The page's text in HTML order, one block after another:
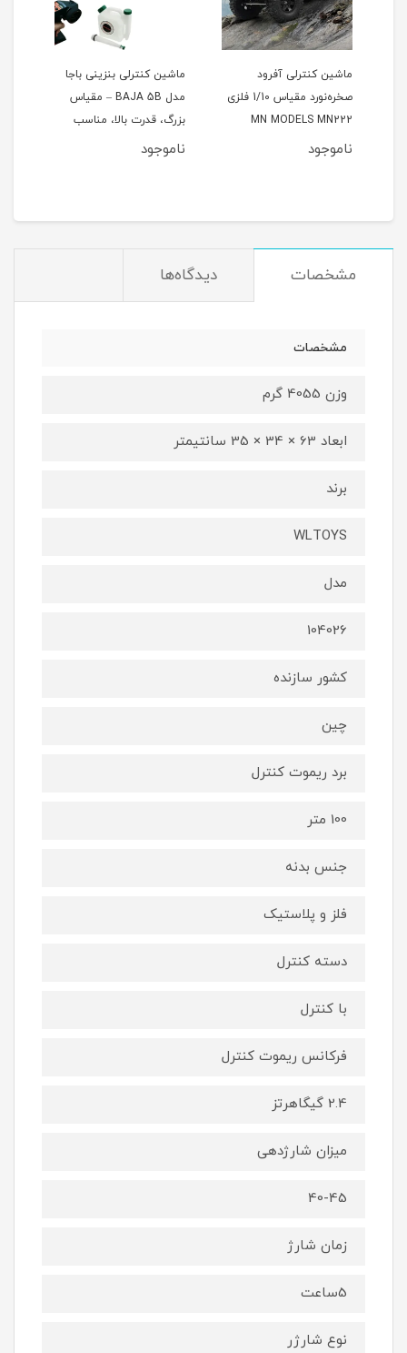
ماشین کنترلی بنزینی باجا
مدل BAJA 5B – مقیاس
بزرگ، قدرت بالا، مناسب
ناموجود
ماشین کنترلی بنزینی باجا
مدل BAJA 5B – مقیاس
بزرگ، قدرت بالا، مناسب
ناموجود
مشخصات دیدگاه‌ها
مشخصات
وزن 4055 گرم
ابعاد 63 × 34 × 35 سانتیمتر
برند
WLTOYS
مدل
104026
کشور سازنده
چین
برد ریموت کنترل
100 متر
جنس بدنه
فلز و پلاستیک
دسته کنترل
با کنترل
فرکانس ریموت کنترل
2.4 گیگاهرتز
میزان شارژدهی
40-45
زمان شارژ
5ساعت
نوع شارژر